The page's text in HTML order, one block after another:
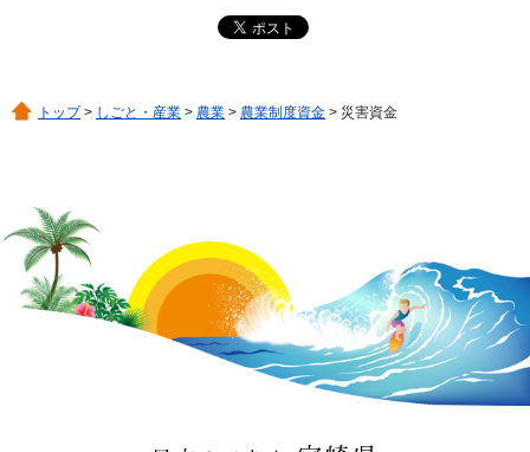
トップ> しごと・産業 > 農業 > 農業制度資金 > 災害資金